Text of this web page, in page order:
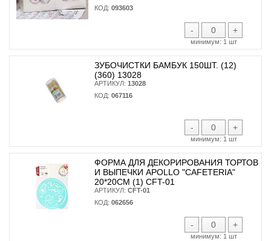
КОД: 093603
- +
минимум: 1 шт
ЗУБОЧИСТКИ БАМБУК 150ШТ. (12)
(360) 13028
АРТИКУЛ: 13028
КОД: 067116
- +
минимум: 1 шт
ФОРМА ДЛЯ ДЕКОРИРОВАНИЯ ТОРТОВ
И ВЫПЕЧКИ APOLLO "CAFETERIA"
20*20СМ (1) CFT-01
АРТИКУЛ: CFT-01
КОД: 062656
- +
минимум: 1 шт